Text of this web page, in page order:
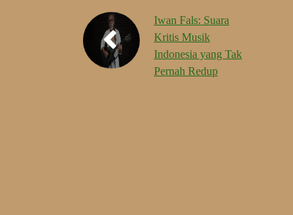
Iwan Fals: Suara
Kritis Musik
Indonesia yang Tak
Pernah Redup